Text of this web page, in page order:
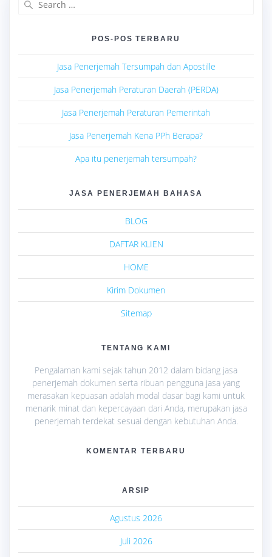
POS-POS TERBARU
Jasa Penerjemah Tersumpah dan Apostille
Jasa Penerjemah Peraturan Daerah (PERDA)
Jasa Penerjemah Peraturan Pemerintah
Jasa Penerjemah Kena PPh Berapa?
Apa itu penerjemah tersumpah?
JASA PENERJEMAH BAHASA
BLOG
DAFTAR KLIEN
HOME
Kirim Dokumen
Sitemap
TENTANG KAMI
Pengalaman kami sejak tahun 2012 dalam bidang jasa
penerjemah dokumen serta ribuan pengguna jasa yang
merasakan kepuasan adalah modal dasar bagi kami untuk
menarik minat dan kepercayaan dari Anda, merupakan jasa
penerjemah terdekat sesuai dengan kebutuhan Anda.
KOMENTAR TERBARU
ARSIP
Agustus 2026
Juli 2026